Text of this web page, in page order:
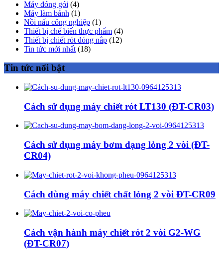
Máy đóng gói (4)
Máy làm bánh (1)
Nồi nấu công nghiệp (1)
Thiết bị chế biến thực phẩm (4)
Thiết bị chiết rót đóng nắp (12)
Tin tức mới nhất (18)
Tin tức nổi bật
Cách sử dụng máy chiết rót LT130 (ĐT-CR03)
Cách sử dụng máy bơm dạng lỏng 2 vòi (ĐT-
CR04)
Cách dùng máy chiết chất lỏng 2 vòi ĐT-CR09
Cách vận hành máy chiết rót 2 vòi G2-WG
(ĐT-CR07)